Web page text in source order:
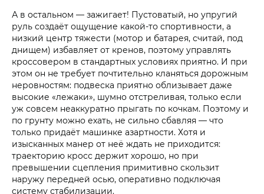
А в остальном — зажигает! Пустоватый, но упругий
руль создаёт ощущение какой-то спортивности, а
низкий центр тяжести (мотор и батарея, считай, под
днищем) избавляет от кренов, поэтому управлять
кроссовером в стандартных условиях приятно. И при
этом он не требует почтительно кланяться дорожным
неровностям: подвеска приятно облизывает даже
высокие «лежаки», шумно отстреливая, только если
уж совсем неаккуратно прыгать по кочкам. Поэтому и
по грунту можно ехать, не сильно сбавляя — что
только придаёт машинке азартности. Хотя и
изысканных манер от неё ждать не приходится:
траекторию кросс держит хорошо, но при
превышении сцепления примитивно скользит
наружу передней осью, оперативно подключая
систему стабилизации.